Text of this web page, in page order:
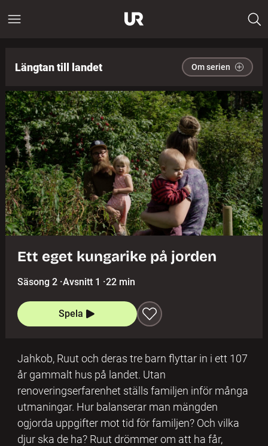
Längtan till landet Om serien
Ett eget kungarike på jorden
Säsong 2 ·Avsnitt 1 ·22 min
Spela
Jahkob, Ruut och deras tre barn flyttar in i ett 107
år gammalt hus på landet. Utan
renoveringserfarenhet ställs familjen inför många
utmaningar. Hur balanserar man mängden
ogjorda uppgifter mot tid för familjen? Och vilka
djur ska de ha? Ruut drömmer om att ha får,